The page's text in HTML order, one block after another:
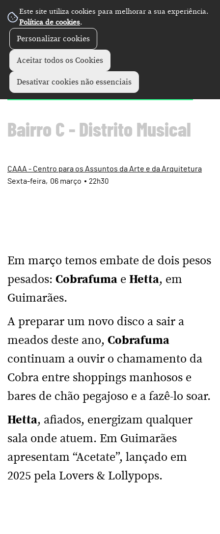
Este site utiliza cookies para melhorar a sua experiência.
Política de cookies.
Personalizar cookies
Aceitar todos os Cookies
Desativar cookies não essenciais
Concertos +
Cobrafuma • Hetta
Bairro C - Distrito Musical
CAAA - Centro para os Assuntos da Arte e da Arquitetura
06 março
Sexta 22h30
Em março temos embate de dois pesos
pesados: Cobrafuma e Hetta, em
Guimarães.
A preparar um novo disco a sair a
meados deste ano, Cobrafuma
continuam a ouvir o chamamento da
Cobra entre shoppings manhosos e
bares de chão pegajoso e a fazê-lo soar.
Hetta, afiados, energizam qualquer
sala onde atuem. Em Guimarães
apresentam “Acetate”, lançado em
2025 pela Lovers & Lollypops.